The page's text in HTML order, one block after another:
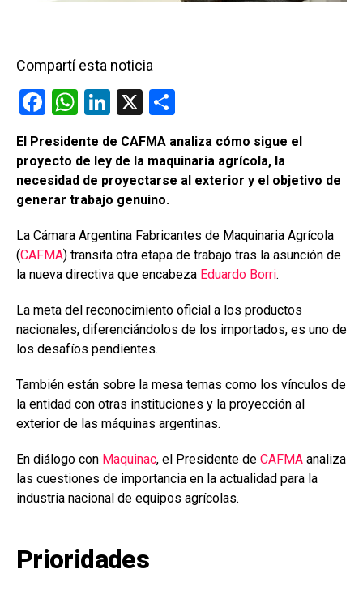
Compartí esta noticia
F
ce
b
o
o
k
W
at
s
A
p
p
Li
n
ke
dI
n
X
m
p
tir
El Presidente de CAFMA analiza cómo sigue el
proyecto de ley de la maquinaria agrícola, la
necesidad de proyectarse al exterior y el objetivo de
generar trabajo genuino.
La Cámara Argentina Fabricantes de Maquinaria Agrícola
(CAFMA) transita otra etapa de trabajo tras la asunción de
la nueva directiva que encabeza Eduardo Borri.
La meta del reconocimiento oficial a los productos
nacionales, diferenciándolos de los importados, es uno de
los desafíos pendientes.
También están sobre la mesa temas como los vínculos de
la entidad con otras instituciones y la proyección al
exterior de las máquinas argentinas.
En diálogo con Maquinac, el Presidente de CAFMA analiza
las cuestiones de importancia en la actualidad para la
industria nacional de equipos agrícolas.
Prioridades